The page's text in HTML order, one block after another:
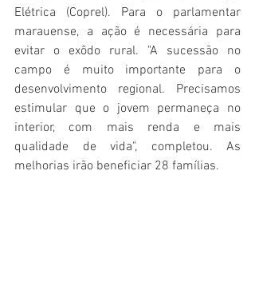
Elétrica (Coprel). Para o parlamentar
marauense, a ação é necessária para
evitar o exôdo rural. "A sucessão no
campo é muito importante para o
desenvolvimento regional. Precisamos
estimular que o jovem permaneça no
interior, com mais renda e mais
qualidade de vida", completou. As
melhorias irão beneficiar 28 famílias.